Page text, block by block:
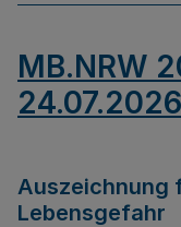
MB.NRW
24.07.2026
Auszeichnung
Lebensgefahr